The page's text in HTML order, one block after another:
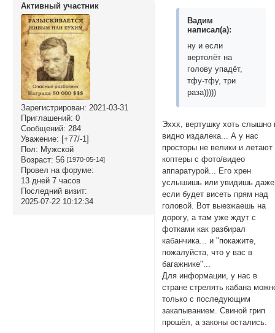
Активный участник
Зарегистрирован: 2021-03-31
Приглашений: 0
Сообщений: 284
Уважение: [+77/-1]
Пол: Мужской
Возраст: 56 [1970-05-14]
Провел на форуме:
13 дней 7 часов
Последний визит:
2025-07-22 10:12:34
Вадим
написал(а):
ну и если
вертолёт на
голову упадёт,
тфу-тфу, три
раза)))))
Эххх, вертушку хоть слышно
видно издалека... А у нас
просторы не велики и летают
коптеры с фото/видео
аппаратурой... Его хрен
услышишь или увидишь даже
если будет висеть прям над
головой. Вот выезжаешь на
дорогу, а там уже ждут с
фотками как разбирал
кабанчика... и "покажите,
пожалуйста, что у вас в
багажнике"...
Для информации, у нас в
стране стрелять кабана
только с последующим
закапыванием. Свиной грип
прошёл, а законы остались.